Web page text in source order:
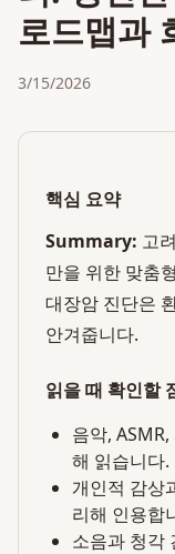
로드맵과
3/15/2026
핵심 요약
Summary: 고
만을 위한 맞춤
대장암 진단은
안겨줍니다.
읽을 때 확인할
음악,
해 읽습니다.
개인적 감상
리해 인용합
소음과 청각